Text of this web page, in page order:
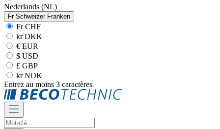
Nederlands (NL)
Fr Schweizer Franken
Fr CHF
kr DKK
€ EUR
$ USD
£ GBP
kr NOK
Entrez au moins 3 caractères